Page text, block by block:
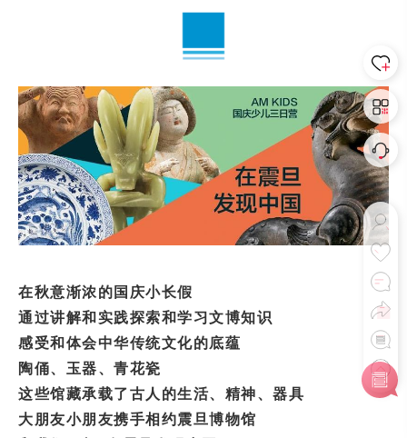
在秋意渐浓的国庆小长假
通过讲解和实践探索和学习文博知识
感受和体会中华传统文化的底蕴
陶俑、玉器、青花瓷
这些馆藏承载了古人的生活、精神、器具
大朋友小朋友携手相约震旦博物馆